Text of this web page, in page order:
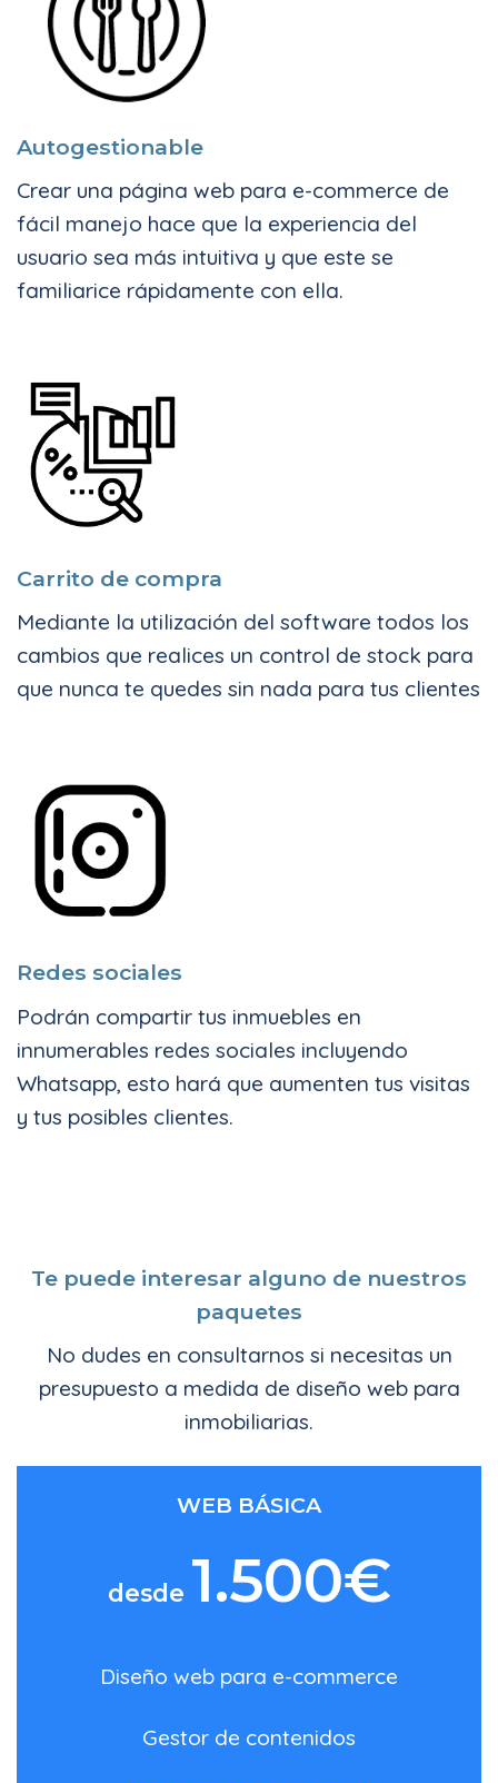
Autogestionable
Crear una página web para e-commerce de
fácil manejo hace que la experiencia del
usuario sea más intuitiva y que este se
familiarice rápidamente con ella.
Carrito de compra
Mediante la utilización del software todos los
cambios que realices un control de stock para
que nunca te quedes sin nada para tus clientes
Redes sociales
Podrán compartir tus inmuebles en
innumerables redes sociales incluyendo
Whatsapp, esto hará que aumenten tus visitas
y tus posibles clientes.
Te puede interesar alguno de nuestros
paquetes
No dudes en consultarnos si necesitas un
presupuesto a medida de diseño web para
inmobiliarias.
WEB BÁSICA
desde 1.500€
Diseño web para e-commerce
Gestor de contenidos